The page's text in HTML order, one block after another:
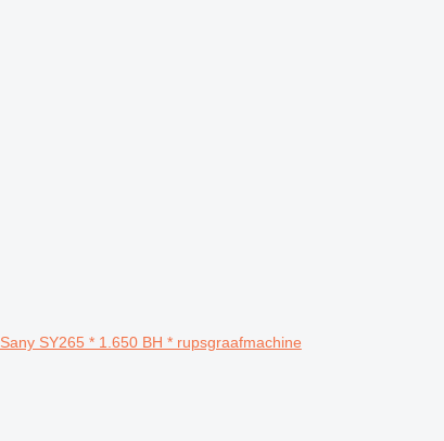
Sany SY265 * 1.650 BH * rupsgraafmachine